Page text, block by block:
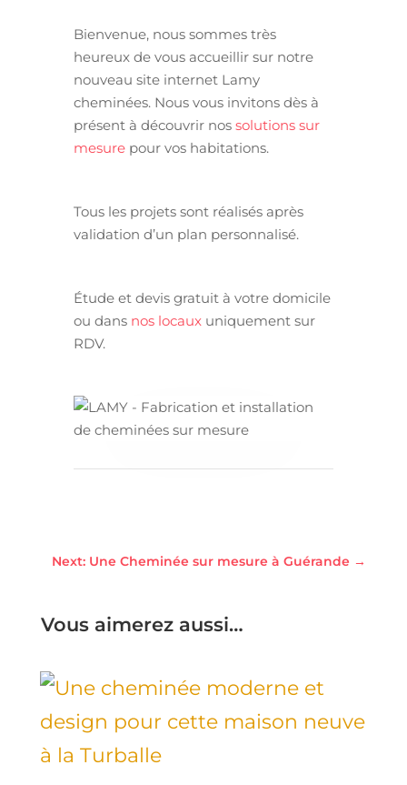
Bienvenue, nous sommes très
heureux de vous accueillir sur notre
nouveau site internet Lamy
cheminées. Nous vous invitons dès à
présent à découvrir nos solutions sur
mesurepour vos habitations.
Tous les projets sont réalisés après
validation d’un plan personnalisé.
Étude et devis gratuit à votre domicile
ou dans nos locaux uniquement sur
RDV.
Next: Une Cheminée sur mesure à Guérande →
Vous aimerez aussi…